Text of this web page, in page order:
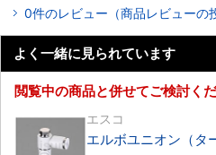
0件のレビュー（商品レビューの
よく一緒に見られています
閲覧中の商品と併せてご検討く
エスコ
エルボユニオン（タ